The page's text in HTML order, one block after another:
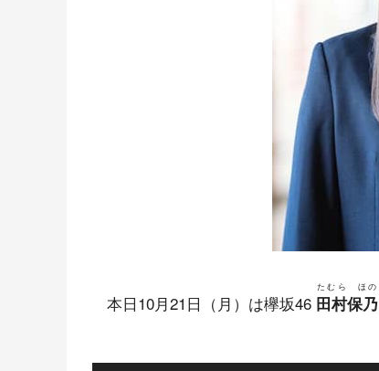
本日10月21日（月）は欅坂46 田村保乃
たむら ほの